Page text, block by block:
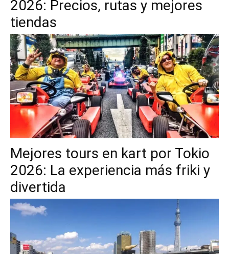
2026: Precios, rutas y mejores
tiendas
Mejores tours en kart por Tokio
2026: La experiencia más friki y
divertida